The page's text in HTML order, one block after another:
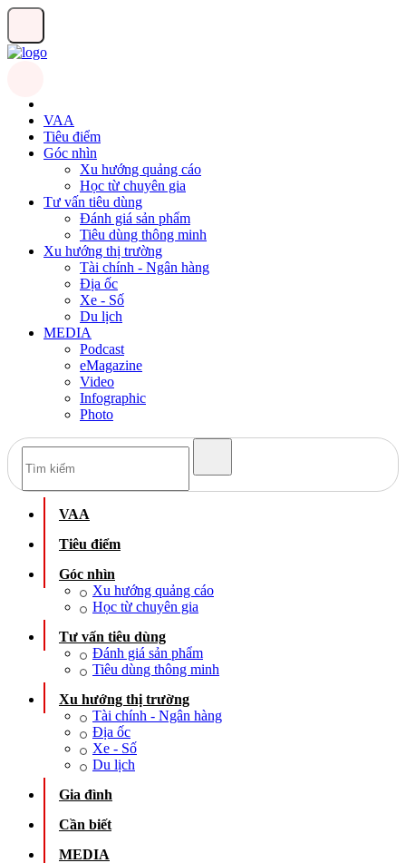
VAA
Tiêu điểm
Góc nhìn
Xu hướng quảng cáo
Học từ chuyên gia
Tư vấn tiêu dùng
Đánh giá sản phẩm
Tiêu dùng thông minh
Xu hướng thị trường
Tài chính - Ngân hàng
Địa ốc
Xe - Số
Du lịch
MEDIA
Podcast
eMagazine
Video
Infographic
Photo
VAA
Tiêu điểm
Góc nhìn
Xu hướng quảng cáo
Học từ chuyên gia
Tư vấn tiêu dùng
Đánh giá sản phẩm
Tiêu dùng thông minh
Xu hướng thị trường
Tài chính - Ngân hàng
Địa ốc
Xe - Số
Du lịch
Gia đình
Cần biết
MEDIA